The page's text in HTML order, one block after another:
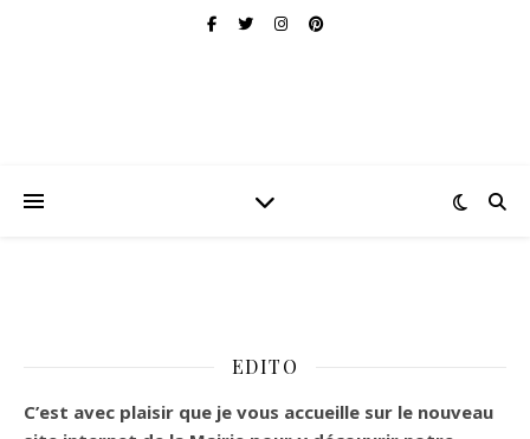
EDITO
C’est avec plaisir que je vous accueille sur le nouveau